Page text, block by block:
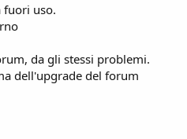
fuori uso.
da gli stessi problemi.
dell'upgrade del forum